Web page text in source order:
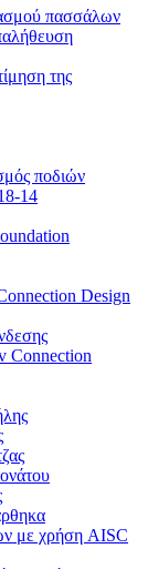
πασσάλων
της
ποδιών
14
Design
Connection
με χρήση AISC